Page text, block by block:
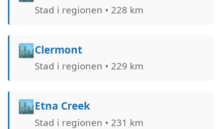
Stad i regionen • 228 km
🏙️Clermont
Stad i regionen • 229 km
🏙️Etna Creek
Stad i regionen • 231 km